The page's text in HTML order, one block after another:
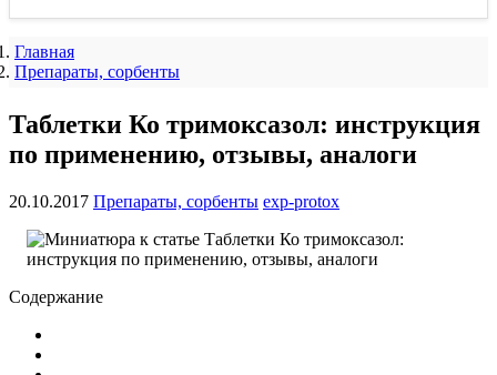
Главная
Препараты, сорбенты
Таблетки Ко тримоксазол: инструкция
по применению, отзывы, аналоги
20.10.2017 Препараты, сорбенты exp-protox
Содержание